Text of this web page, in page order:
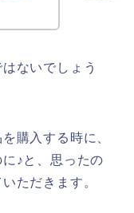
ないでしょう
購入する時に、
♪と、思ったの
ただきます。